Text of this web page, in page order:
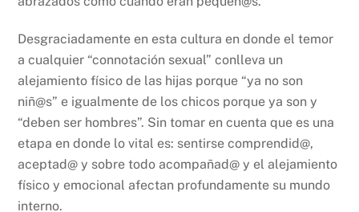
Desgraciadamente en esta cultura en donde el temor
a cualquier “connotación sexual” conlleva un
alejamiento físico de las hijas porque “ya no son
niñ@s” e igualmente de los chicos porque ya son y
“deben ser hombres”. Sin tomar en cuenta que es una
etapa en donde lo vital es: sentirse comprendid@,
aceptad@ y sobre todo acompañad@ y el alejamiento
físico y emocional afectan profundamente su mundo
interno.